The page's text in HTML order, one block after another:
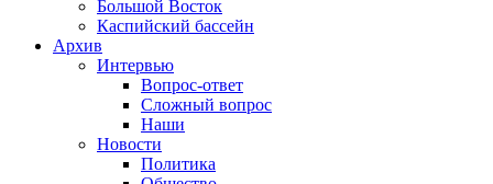
Большой Восток
Каспийский бассейн
Архив
Интервью
Вопрос-ответ
Сложный вопрос
Наши
Новости
Политика